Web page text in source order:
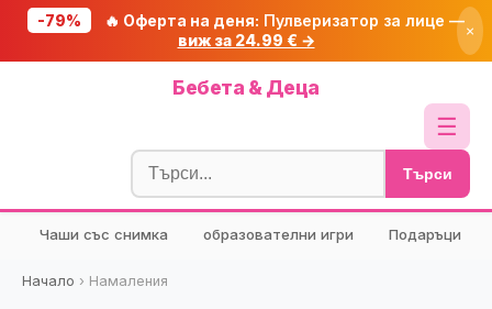
-79% 🔥 Оферта на деня: Пулверизатор за лице —
виж за 24.99 € →
×
Бебета & Деца
☰
Блог
🧮 Калкулатори
🔍 Намери продукт
Търси
Чаши със снимка образователни игри Подаръци
Начало › Намаления